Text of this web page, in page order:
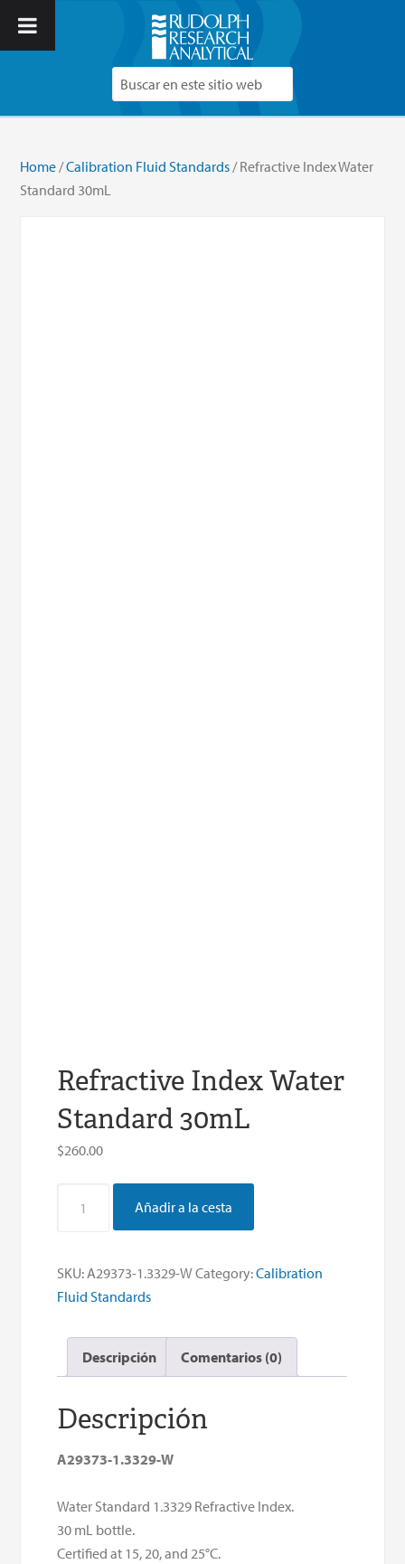
Home /Calibration Fluid Standards / Refractive Index Water
Standard 30mL
Refractive Index Water
Standard 30mL
$260.00
Index
Standard
30mL
Añadir a la cesta
SKU:A29373-1.3329-WCategory:Calibration
Fluid Standards
Descripción Comentarios (0)
Descripción
A29373-1.3329-W
Water Standard 1.3329 Refractive Index.
30 mL bottle.
Certified at 15, 20, and 25°C.